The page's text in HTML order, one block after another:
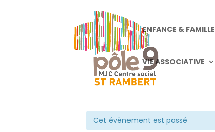
ENFANCE & FAMILLE
VIE ASSOCIATIVE
« Tous les Évènements
Cet évènement est passé